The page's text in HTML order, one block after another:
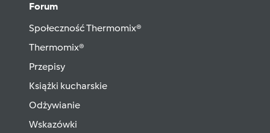
Forum
Społeczność Thermomix®
Thermomix®
Przepisy
Książki kucharskie
Odżywianie
Wskazówki